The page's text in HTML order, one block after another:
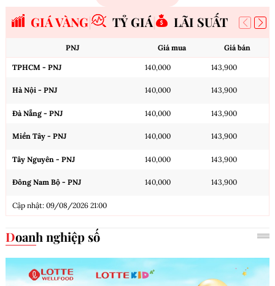
tồn kho tăng gấp 2,5 lần
nguyên liệu hữu cơ'
Vietbank lãi tăng 83%,
dòng tiền kinh doanh âm
Grab bị xử phạt 1,36 tỷ
đồng do vi phạm quy định
Xem thêm
GIÁ VÀNG TỶ GIÁ LÃI SUẤT
PNJ
Đà Nẵng - PNJ 140,000